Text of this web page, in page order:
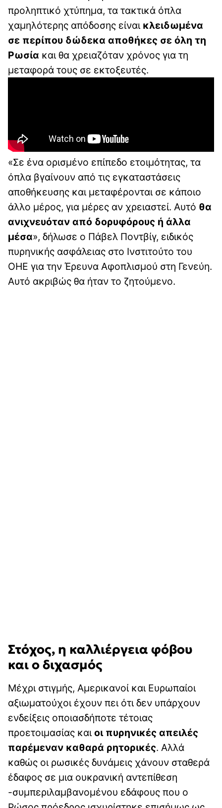
προληπτικό χτύπημα, τα τακτικά όπλα
χαμηλότερης απόδοσης είναι κλειδωμένα
σε περίπου δώδεκα αποθήκες σε όλη τη
Ρωσία και θα χρειαζόταν χρόνος για τη
μεταφορά τους σε εκτοξευτές.
«Σε ένα ορισμένο επίπεδο ετοιμότητας, τα
όπλα βγαίνουν από τις εγκαταστάσεις
αποθήκευσης και μεταφέρονται σε κάποιο
άλλο μέρος, για μέρες αν χρειαστεί. Αυτό θα
ανιχνευόταν από δορυφόρους ή άλλα
μέσα», δήλωσε ο Πάβελ Ποντβίγ, ειδικός
πυρηνικής ασφάλειας στο Ινστιτούτο του
ΟΗΕ για την Έρευνα Αφοπλισμού στη Γενεύη.
Αυτό ακριβώς θα ήταν το ζητούμενο.
Στόχος, η καλλιέργεια φόβου
και ο διχασμός
Μέχρι στιγμής, Αμερικανοί και Ευρωπαίοι
αξιωματούχοι έχουν πει ότι δεν υπάρχουν
ενδείξεις οποιασδήποτε τέτοιας
προετοιμασίας και οι πυρηνικές απειλές
παρέμεναν καθαρά ρητορικές. Αλλά
καθώς οι ρωσικές δυνάμεις χάνουν σταθερά
έδαφος σε μια ουκρανική αντεπίθεση
-συμπεριλαμβανομένου εδάφους που ο